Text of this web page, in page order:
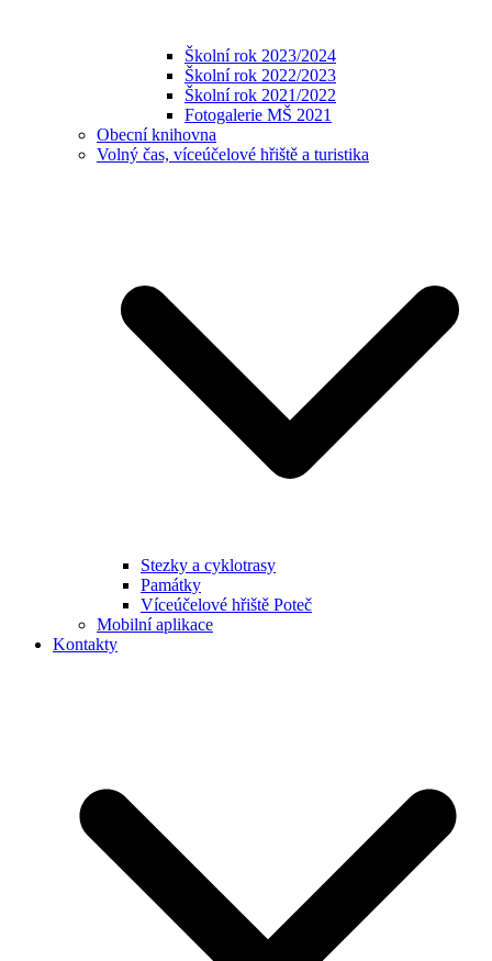
Školní rok 2023/2024
Školní rok 2022/2023
Školní rok 2021/2022
Fotogalerie MŠ 2021
Obecní knihovna
Volný čas, víceúčelové hřiště a turistika
Stezky a cyklotrasy
Památky
Víceúčelové hřiště Poteč
Mobilní aplikace
Kontakty